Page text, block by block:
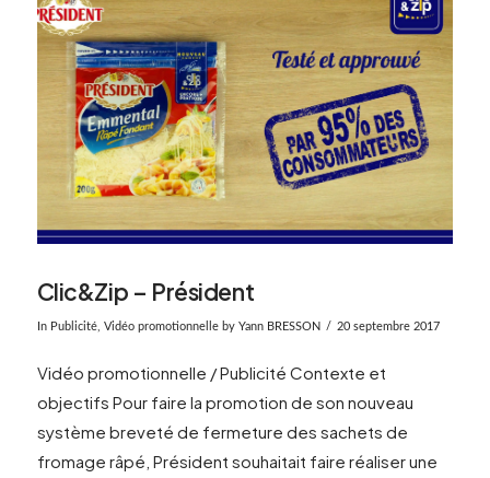
Clic&Zip – Président
In Publicité, Vidéo promotionnelleby Yann BRESSON 20 septembre 2017
Vidéo promotionnelle / Publicité Contexte et
objectifs Pour faire la promotion de son nouveau
système breveté de fermeture des sachets de
fromage râpé, Président souhaitait faire réaliser une